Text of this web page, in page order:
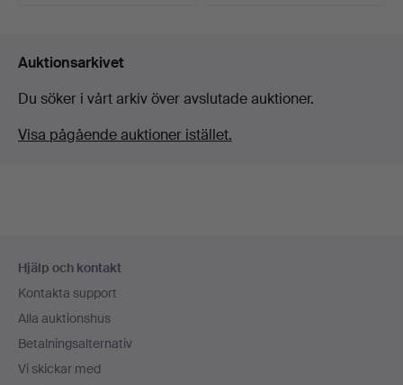
Auktionsarkivet
Du söker i vårt arkiv över avslutade auktioner.
Visa pågående auktioner istället.
Hjälp och kontakt
Kontakta support
Alla auktionshus
Betalningsalternativ
Vi skickar med